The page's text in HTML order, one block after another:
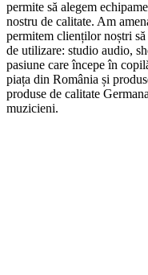
permite să alegem
nostru de calitate. Am
permitem clienților noștri
de utilizare: studio audio,
pasiune care începe în
piața din România și
produse de calitate
muzicieni.